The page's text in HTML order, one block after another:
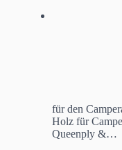
für den
Holz für
Queenply &…